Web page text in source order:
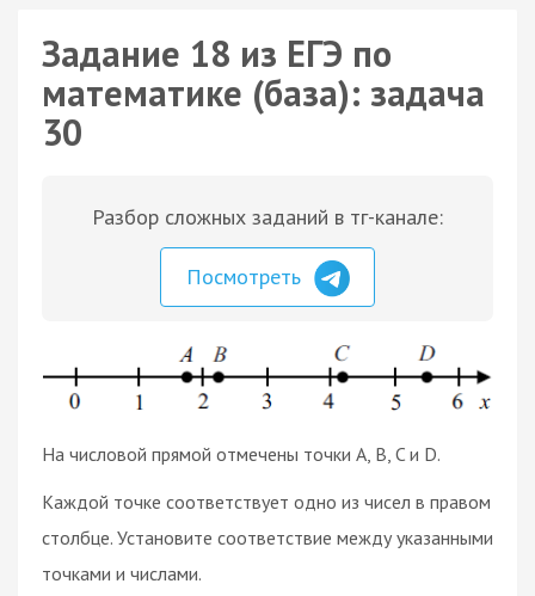
Задание 18 из ЕГЭ по
математике (база): задача
30
Разбор сложных заданий в тг-канале:
Посмотреть
На числовой прямой отмечены точки A, B, C и D.
Каждой точке соответствует одно из чисел в правом
столбце. Установите соответствие между указанными
точками и числами.